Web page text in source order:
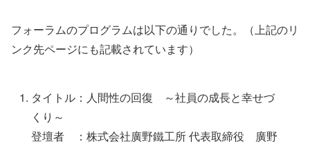
フォーラムのプログラムは以下の通りでした。（上記のリ
ンク先ページにも記載されています）
タイトル：人間性の回復 ～社員の成長と幸せづ
くり～
登壇者 ：株式会社廣野鐵工所 代表取締役 廣野